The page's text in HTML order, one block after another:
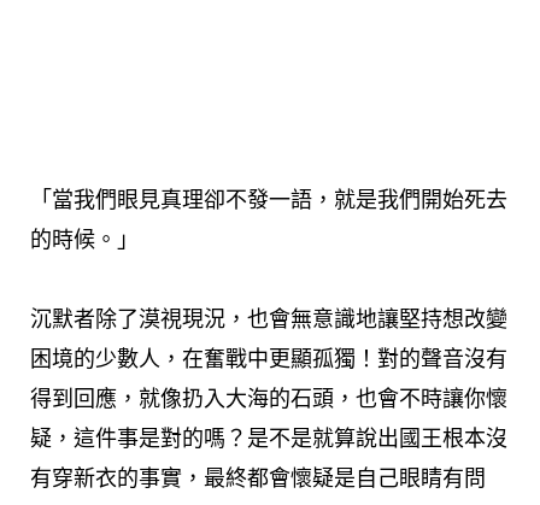
「當我們眼見真理卻不發一語，就是我們開始死去
的時候。」
沉默者除了漠視現況，也會無意識地讓堅持想改變
困境的少數人，在奮戰中更顯孤獨！對的聲音沒有
得到回應，就像扔入大海的石頭，也會不時讓你懷
疑，這件事是對的嗎？是不是就算說出國王根本沒
有穿新衣的事實，最終都會懷疑是自己眼睛有問